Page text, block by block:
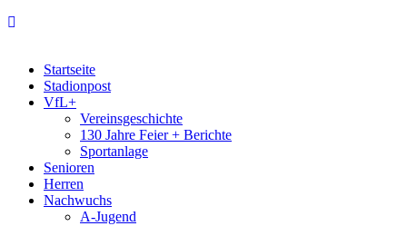
Startseite
Stadionpost
VfL+
Vereinsgeschichte
130 Jahre Feier + Berichte
Sportanlage
Senioren
Herren
Nachwuchs
A-Jugend